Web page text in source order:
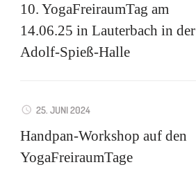
10. YogaFreiraumTag am
14.06.25 in Lauterbach in der
Adolf-Spieß-Halle
25. JUNI 2024
Handpan-Workshop auf den
YogaFreiraumTage